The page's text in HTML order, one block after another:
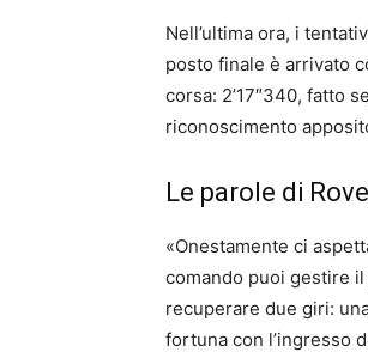
Nell’ultima ora, i
posto finale è arrivato
corsa: 2’17″340, fatto
riconoscimento
Le parole di
«Onestamente ci
comando puoi gestire
recuperare due giri:
fortuna con l’ingresso